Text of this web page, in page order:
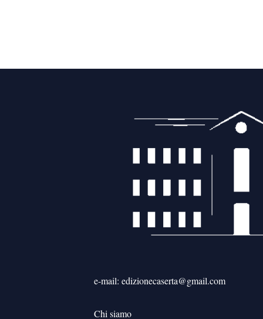
e-mail: edizionecaserta@gmail.com
Chi siamo